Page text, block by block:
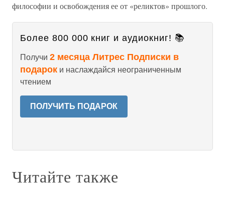
философии и освобождения ее от «реликтов» прошлого.
Более 800 000 книг и аудиокниг! 📚
Получи 2 месяца Литрес Подписки в
подарок и наслаждайся неограниченным
чтением
ПОЛУЧИТЬ ПОДАРОК
Читайте также